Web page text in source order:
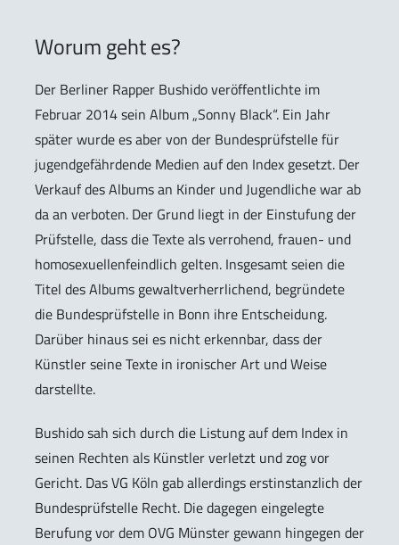
Worum geht es?
Der Berliner Rapper Bushido veröffentlichte im
Februar 2014 sein Album „Sonny Black“. Ein Jahr
später wurde es aber von der Bundesprüfstelle für
jugendgefährdende Medien auf den Index gesetzt. Der
Verkauf des Albums an Kinder und Jugendliche war ab
da an verboten. Der Grund liegt in der Einstufung der
Prüfstelle, dass die Texte als verrohend, frauen- und
homosexuellenfeindlich gelten. Insgesamt seien die
Titel des Albums gewaltverherrlichend, begründete
die Bundesprüfstelle in Bonn ihre Entscheidung.
Darüber hinaus sei es nicht erkennbar, dass der
Künstler seine Texte in ironischer Art und Weise
darstellte.
Bushido sah sich durch die Listung auf dem Index in
seinen Rechten als Künstler verletzt und zog vor
Gericht. Das VG Köln gab allerdings erstinstanzlich der
Bundesprüfstelle Recht. Die dagegen eingelegte
Berufung vor dem OVG Münster gewann hingegen der